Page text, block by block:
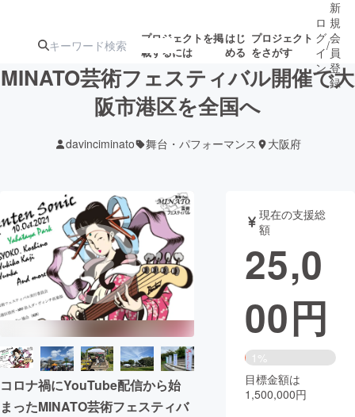
プロジェクトを掲
載するには
はじ
める
プロジェクト
をさがす
ターン
注目の新着プロ
ジェクト
募集終了が近いプ
ロジェクト
もうすぐ公開
されます
アート・写真 音楽
テクノロジー・ガジェット ゲーム・
映像・映画 書籍・雑誌
ビジネス・起業 チャレンジ
まちづくり・地域活性化
ロ
グ
イ
ン
/
新
規
会
員
登
録
MINATO芸術フェスティバル開催で大
阪市港区を全国へ
davinciminato 舞台・パフォーマンス 大阪府
コロナ禍にYouTube配信から始
まったMINATO芸術フェスティバ
現在の支援総
額
25,0
00円
1%
目標金額は
1,500,000円